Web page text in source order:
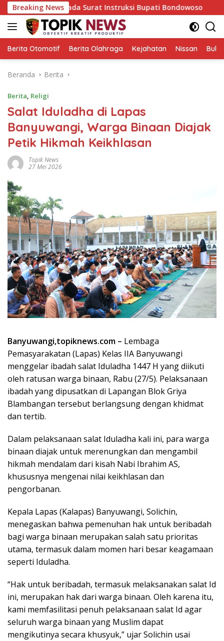
Langsung
ke
konten
Breaking News
Pada Surat Instruksi Bupati Bondowoso Keliling
Berita Otomotif Berita Olahraga Kejahatan Nissan
Beranda Berita
Berita, Religi
Salat Iduladha di Lapas
Banyuwangi, Warga Binaan Diajak
Petik Hikmah Keikhlasan
Topik News
27 Mei 2026
Banyuwangi,topiknews.com – Lembaga
Pemasyarakatan (Lapas) Kelas IIA Banyuwangi
menggelar ibadah salat Iduladha 1447 H yang diikuti
oleh ratusan warga binaan, Rabu (27/5). Pelaksanaan
ibadah yang dipusatkan di Lapangan Blok Griya
Blambangan tersebut berlangsung dengan khidmat
dan tertib.
Dalam pelaksanaan salat Iduladha kali ini, para warga
binaan diajak untuk merenungkan dan mengambil
hikmah mendalam dari kisah Nabi Ibrahim AS,
khususnya mengenai nilai keikhlasan dan
pengorbanan.
Kepala Lapas (Kalapas) Banyuwangi, Solichin,
menegaskan bahwa pemenuhan hak untuk beribadah
bagi warga binaan merupakan salah satu prioritas
utama, termasuk dalam momen hari besar keagamaan
seperti Iduladha.
“Hak untuk beribadah, termasuk melaksanakan salat Id
ini, merupakan hak dari warga binaan. Oleh karena itu,
kami memfasilitasi penuh pelaksanaan salat Id agar
seluruh warga binaan yang Muslim dapat
mengikutinya secara khusyuk,” ujar Solichin usai